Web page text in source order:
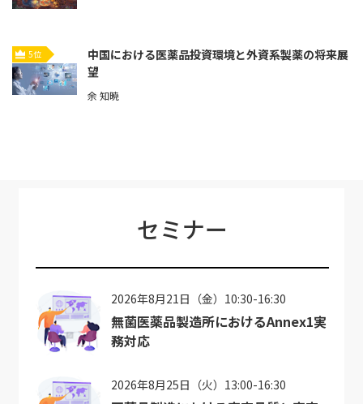
5位
中国における医薬品投資環境と外資系製薬の将来展
望
余 知暁
セミナー
2026年8月21日（金）10:30-16:30
無菌医薬品製造所におけるAnnex1実
務対応
2026年8月25日（火）13:00-16:30